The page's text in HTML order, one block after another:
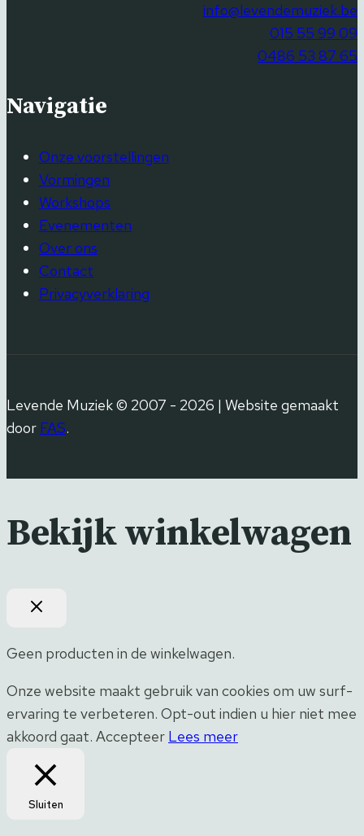
info@levendemuziek.be
015 55 99 09
0486 53 87 65
Navigatie
Onze voorstellingen
Vormingen
Workshops
Evenementen
Over ons
Contact
Privacyverklaring
Levende Muziek © 2007 - 2026 | Website gemaakt
door FAS.
Bekijk winkelwagen
Geen producten in de winkelwagen.
Onze website maakt gebruik van cookies om uw surf-
ervaring te verbeteren. Opt-out indien u hier niet mee
akkoord gaat. Accepteer Lees meer
Sluiten